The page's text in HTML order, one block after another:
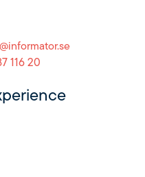
116 20